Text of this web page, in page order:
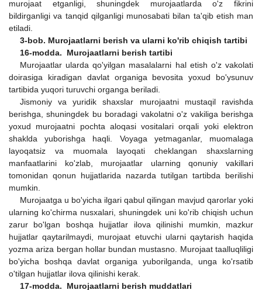
murojaat etganligi, shuningdek murojaatlarda o'z fikrini
bildirganligi va tanqid qilganligi munosabati bilan ta'qib etish man
etiladi.
3-bob. Murojaatlarni berish va ularni ko'rib chiqish tartibi
16-modda. Murojaatlarni berish tartibi
Murojaatlar ularda qo'yilgan masalalarni hal etish o'z vakolati
doirasiga kiradigan davlat organiga bevosita yoxud bo'ysunuv
tartibida yuqori turuvchi organga beriladi.
Jismoniy va yuridik shaxslar murojaatni mustaqil ravishda
berishga, shuningdek bu boradagi vakolatni o'z vakiliga berishga
yoxud murojaatni pochta aloqasi vositalari orqali yoki elektron
shaklda yuborishga haqli. Voyaga yetmaganlar, muomalaga
layoqatsiz va muomala layoqati cheklangan shaxslarning
manfaatlarini ko'zlab, murojaatlar ularning qonuniy vakillari
tomonidan qonun hujjatlarida nazarda tutilgan tartibda berilishi
mumkin.
Murojaatga u bo'yicha ilgari qabul qilingan mavjud qarorlar yoki
ularning ko'chirma nusxalari, shuningdek uni ko'rib chiqish uchun
zarur bo'lgan boshqa hujjatlar ilova qilinishi mumkin, mazkur
hujjatlar qaytarilmaydi, murojaat etuvchi ularni qaytarish haqida
yozma ariza bergan hollar bundan mustasno. Murojaat taalluqliligi
bo'yicha boshqa davlat organiga yuborilganda, unga ko'rsatib
o'tilgan hujjatlar ilova qilinishi kerak.
17-modda. Murojaatlarni berish muddatlari